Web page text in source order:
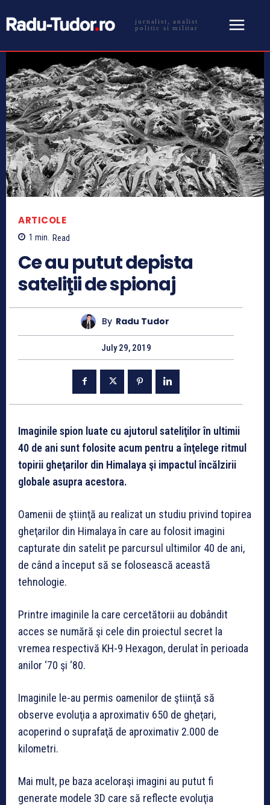
jurnalist, analist
politic si militar
ARTICOLE
1 min. Read
Ce au putut depista
sateliţii de spionaj
By Radu Tudor
July 29, 2019
Imaginile spion luate cu ajutorul sateliţilor în ultimii
40 de ani sunt folosite acum pentru a înţelege ritmul
topirii gheţarilor din Himalaya şi impactul încălzirii
globale asupra acestora.
Oamenii de ştiinţă au realizat un studiu privind topirea
gheţarilor din Himalaya în care au folosit imagini
capturate din satelit pe parcursul ultimilor 40 de ani,
de când a început să se folosească această
tehnologie.
Printre imaginile la care cercetătorii au dobândit
acces se numără şi cele din proiectul secret la
vremea respectivă KH-9 Hexagon, derulat în perioada
anilor ‘70 şi ‘80.
Imaginile le-au permis oamenilor de ştiinţă să
observe evoluţia a aproximativ 650 de gheţari,
acoperind o suprafaţă de aproximativ 2.000 de
kilometri.
Mai mult, pe baza aceloraşi imagini au putut fi
generate modele 3D care să reflecte evoluţia